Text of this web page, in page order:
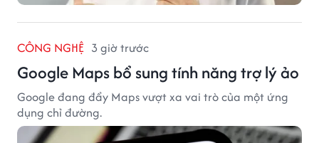
CÔNG NGHỆ 3 giờ trước
Google Maps bổ sung tính năng trợ lý ảo
Google đang đẩy Maps vượt xa vai trò của một ứng
dụng chỉ đường.